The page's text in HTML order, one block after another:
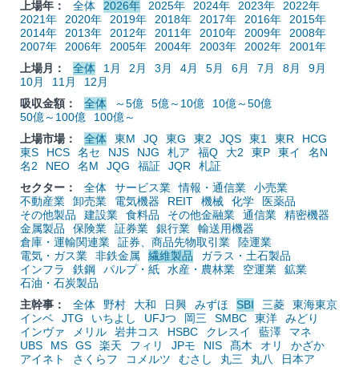
上場年：
全体 2026年 2025年 2024年 2023年
2022年
2021年
2020年 2019年 2018年 2017年 2016年
2015年
2014年
2013年 2012年 2011年 2010年 2009年
2008年
2007年
2006年 2005年 2004年 2003年 2002年
2001年
上場月：
全体 1月 2月 3月 4月 5月 6月 7月 8月
9月
10月
11月
12月
吸収金額：
全体 ～5億 5億～10億
10億～50億
50億～100億
100億～
上場市場：
全体 東M JQ 東G 東2 JQS 東1 東R
HCG
東S
HCS 名セ NJS NJG 札ア 福Q 大2 東P 東イ
名N
名2
NEO 名M JQG 福証 JQR
札証
セクター：
全体 サービス業 情報・通信業
小売業
不動産業
卸売業 電気機器 REIT 機械 化学
医薬品
その他製品
建設業 食料品 その他金融業 通信業
精密機器
金属製品
保険業 証券業 銀行業
輸送用機器
倉庫・運輸関連業
証券、商品先物取引業
陸運業
電気・ガス業
非鉄金属 繊維製品
ガラス・土石製品
インフラ
鉄鋼 パルプ・紙 水産・農林業 空運業
鉱業
石油・石炭製品
主幹事：
全体 野村 大和 日興 みずほ SBI 三菱
東海東京
インベ
JTG いちよし UFJつ 岡三 SMBC 東洋
みどり
インヴァ
メリル 岩井コス HSBC クレスイ 藍澤
マネ
UBS
MS GS 楽天 フィリ JPモ NIS 髙木 オリ
かざか
アイネト
さくらフ コメルツ むさし 丸三 丸八
日本ア